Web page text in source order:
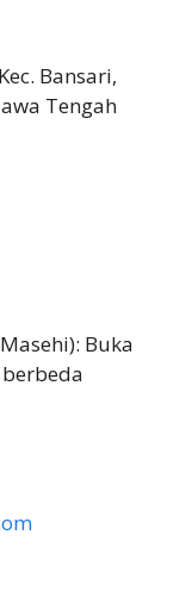
Bansari,
Tengah
Buka